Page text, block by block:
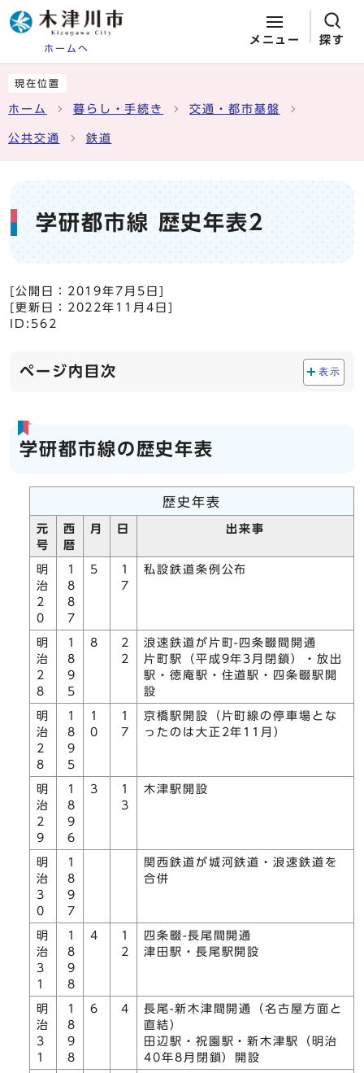
ホームへ
メニュー 探す
現在位置
ホーム 暮らし・手続き 交通・都市基盤
公共交通 鉄道
学研都市線 歴史年表2
[公開日： 2019年7月5日
[更新日： 2022年11月4日
ID:562
ページ内目次 表示
学研都市線の歴史年表
歴史年表
元
号
西
暦
月 日 出来事
明
治
2
0
1
8
8
7
5
1
7
私設鉄道条例公布
明
治
2
8
1
8
9
5
8
2
2
浪速鉄道が片町-四条畷間開通
片町駅（平成9年3月閉鎖）・放出
駅・徳庵駅・住道駅・四条畷駅開
設
明
治
2
8
1
8
9
5
1
0
1
7
京橋駅開設（片町線の停車場とな
ったのは大正2年11月）
明
治
2
9
1
8
9
6
3
1
3
木津駅開設
明
治
3
0
1
8
9
7
関西鉄道が城河鉄道・浪速鉄道を
合併
明
治
3
1
1
8
9
8
4
1
2
四条畷-長尾間開通
津田駅・長尾駅開設
明
治
3
1
1
8
9
8
6 4
長尾-新木津間開通（名古屋方面と
直結）
田辺駅・祝園駅・新木津駅（明治
40年8月閉鎖）開設